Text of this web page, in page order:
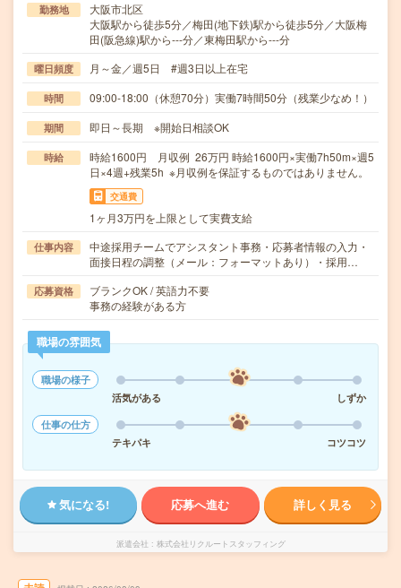
勤務地
大阪市北区
大阪駅から徒歩5分／梅田(地下鉄)駅から徒歩5分／大阪梅
田(阪急線)駅から---分／東梅田駅から---分
曜日頻度 月～金／週5日 #週3日以上在宅
時間 09:00-18:00（休憩70分）実働7時間50分（残業少なめ！）
期間 即日～長期 ※開始日相談OK
時給
時給1600円 月収例 26万円 時給1600円×実働7h50m×週5
日×4週+残業5h ※月収例を保証するものではありません。
交通費
1ヶ月3万円を上限として実費支給
仕事内容
中途採用チームでアシスタント事務・応募者情報の入力・
面接日程の調整（メール：フォーマットあり）・採用…
応募資格
ブランクOK / 英語力不要
事務の経験がある方
職場の雰囲気
職場の様子
活気がある
しずか
仕事の仕方
テキパキ
コツコツ
気になる! 応募へ進む 詳しく見る
派遣会社 株式会社リクルートスタッフィング